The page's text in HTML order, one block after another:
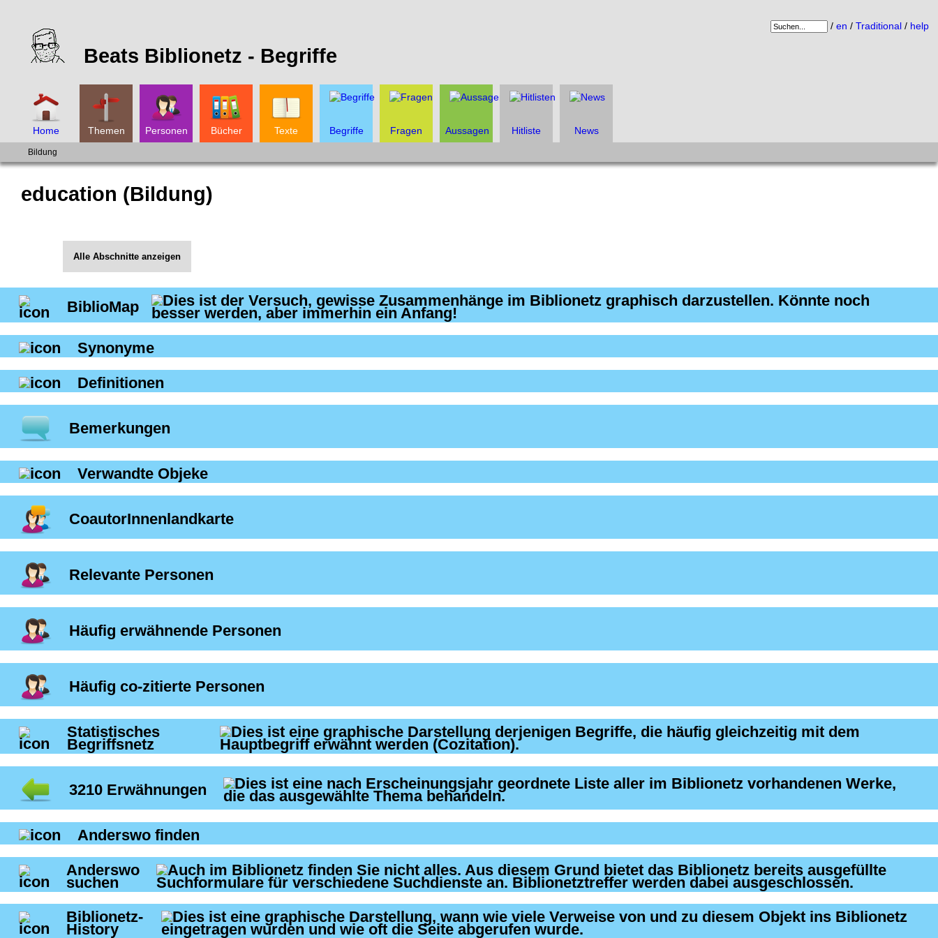
/ en / Traditional/ help
Beats Biblionetz - Begriffe
Home Themen Personen Bücher Texte Begriffe Fragen Aussagen Hitliste News
Bildung
education (Bildung)
Alle Abschnitte anzeigen
BiblioMap
Synonyme
Definitionen
Bemerkungen
Verwandte Objeke
CoautorInnenlandkarte
Relevante Personen
Häufig erwähnende Personen
Häufig co-zitierte Personen
Statistisches
Begriffsnetz
3210 Erwähnungen
Anderswo finden
Anderswo
suchen
Biblionetz-
History